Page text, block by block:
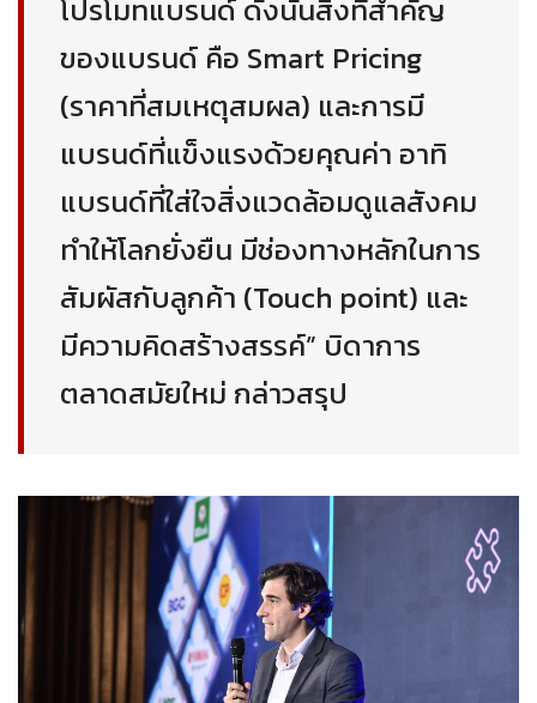
โปรโมทแบรนด์ ดังนั้นสิ่งที่สำคัญ
ของแบรนด์ คือ Smart Pricing
(ราคาที่สมเหตุสมผล) และการมี
แบรนด์ที่แข็งแรงด้วยคุณค่า อาทิ
แบรนด์ที่ใส่ใจสิ่งแวดล้อมดูแลสังคม
ทำให้โลกยั่งยืน มีช่องทางหลักในการ
สัมผัสกับลูกค้า (Touch point) และ
มีความคิดสร้างสรรค์” บิดาการ
ตลาดสมัยใหม่ กล่าวสรุป